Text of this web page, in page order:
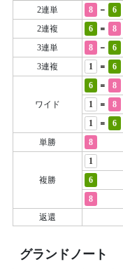
2連単
8 - 6
2連複
6 = 8
3連単
8 - 6
3連複
1 = 6
ワイド
6 = 8
1
= 8
1
= 6
単勝
8
複勝
1
6
8
返還
グランドノート